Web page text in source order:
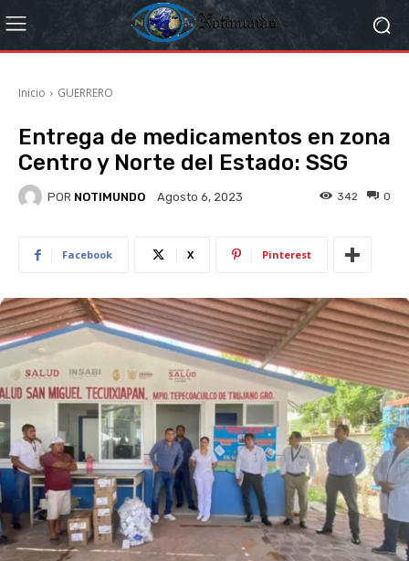
Inicio GUERRERO
Entrega de medicamentos en zona
Centro y Norte del Estado: SSG
POR NOTIMUNDO Agosto 6, 2023 0
342
Facebook X Pinterest